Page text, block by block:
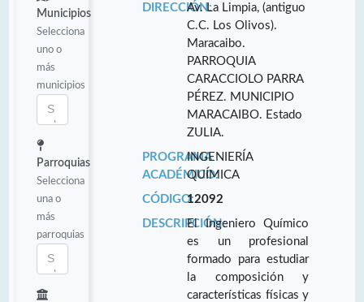
Municipios
Selecciona
uno o
más
municipios
Parroquias
Selecciona
una o
más
parroquias
DIRECCIÓN:Av. La Limpia, (antiguo
C.C. Los Olivos).
Maracaibo.
PARROQUIA
CARACCIOLO PARRA
PÉREZ. MUNICIPIO
MARACAIBO. Estado
ZULIA.
PROGRAMA
ACADÉMICO:
INGENIERÍA
QUÍMICA
CÓDIGO:12092
DESCRIPCIÓN:El Ingeniero Químico
es un profesional
formado para estudiar
la composición y
características físicas y